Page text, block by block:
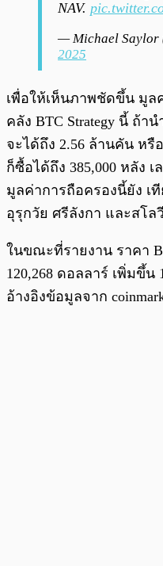
NAV.
— Michael Saylor
2025
เพื่อให้เห็นภาพชัดขึ้น มูล
คลัง BTC Strategy นี้ ถ้า
จะได้ถึง 2.56 ล้านคัน หรื
ก็ซื้อได้ถึง 385,000 หลัง
มูลค่าการถือครองนี้ยัง เที
อุรุกวัย ศรีลังกา และสโล
ในขณะที่รายงาน ราคา
120,268 ดอลลาร์ เพิ่มขึ้น
อ้างอิงข้อมูลจาก